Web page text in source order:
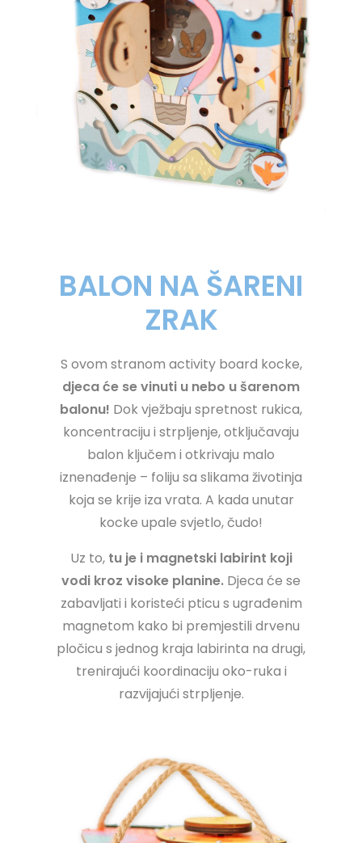
BALON NA ŠARENI
ZRAK
S ovom stranom activity board kocke,
djeca će se vinuti u nebo u šarenom
balonu! Dok vježbaju spretnost rukica,
koncentraciju i strpljenje, otključavaju
balon ključem i otkrivaju malo
iznenađenje – foliju sa slikama životinja
koja se krije iza vrata. A kada unutar
kocke upale svjetlo, čudo!
Uz to,tu je i magnetski labirint koji
vodi kroz visoke planine. Djeca će se
zabavljati i koristeći pticu s ugrađenim
magnetom kako bi premjestili drvenu
pločicu s jednog kraja labirinta na drugi,
trenirajući koordinaciju oko-ruka i
razvijajući strpljenje.